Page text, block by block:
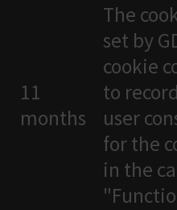
11
months
The
set by
cookie
to
user
for the
in the